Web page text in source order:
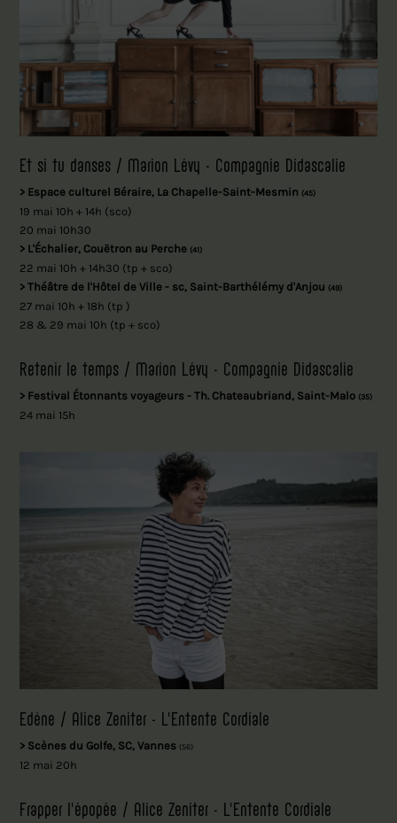
Et si tu danses / Marion Lévy - Compagnie Didascalie
> Espace culturel Béraire, La Chapelle-Saint-Mesmin (45)
19 mai 10h + 14h (sco)
20 mai 10h30
> L'Échalier, Couëtron au Perche (41)
22 mai 10h + 14h30 (tp + sco)
> Théâtre de l'Hôtel de Ville - sc, Saint-Barthélémy d'Anjou (49)
27 mai 10h + 18h (tp )
28 & 29 mai 10h (tp + sco)
Retenir le temps / Marion Lévy - Compagnie Didascalie
> Festival Étonnants voyageurs - Th. Chateaubriand, Saint-Malo (35)
24 mai 15h
Edène / Alice Zeniter - L'Entente Cordiale
> Scènes du Golfe, SC, Vannes (56)
12 mai 20h
Frapper l'épopée / Alice Zeniter - L'Entente Cordiale